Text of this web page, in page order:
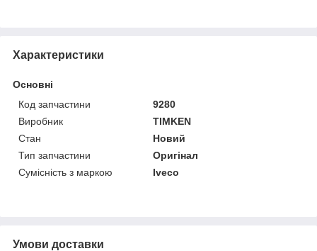
Характеристики
Основні
Код запчастини
9280
Виробник
TIMKEN
Стан
Новий
Тип запчастини
Оригінал
Сумісність з маркою
Iveco
Умови доставки